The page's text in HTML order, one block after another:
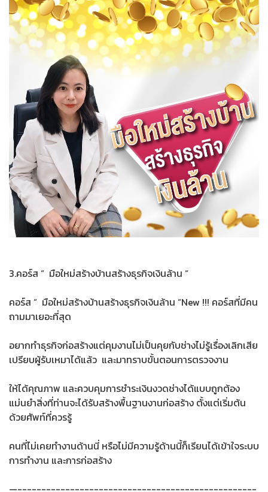
3.คอร์ส “ มือใหม่สร้างบ้านสร้างธุรกิจเงินล้าน “
คอร์ส “ มือใหม่สร้างบ้านสร้างธุรกิจเงินล้าน “New !!! คอร์สที่มีคน
ถามมาเยอะที่สุด
อยากทำธุรกิจก่อสร้างแต่คุมงานไม่เป็นคุยกับช่างไม่รู้เรื่องเลิกเสีย
เปรียบผู้รับเหมาได้แล้ว และมาทราบขั้นตอนการตรวจงาน
ให้ได้คุณภาพ และควบคุมการชำระเงินงวดช่างได้แบบถูกต้อง
แม่นยำสิ่งที่ท่านจะได้รับสร้างพื้นฐานงานก่อสร้าง ตั้งแต่เริ่มต้น
ด้วยศัพท์ที่ควรรู้
คนที่ไม่เคยทำงานด้านนี่ หรือไม่มีความรู้ด้านนี้ก็เรียนได้เข้าใจระบบ
การทำงาน และการก่อสร้าง
—--------------------------------------------------